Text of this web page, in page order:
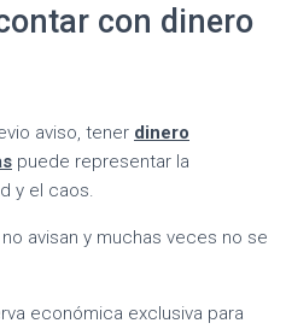
con dinero
aviso, tener dinero
puede representar la
y el caos.
avisan y muchas veces no se
económica exclusiva para